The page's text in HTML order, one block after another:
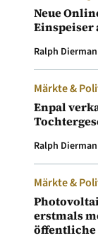
Neue
Einspeiser
Ralph
Märkte &
Enpal
Ralph
Märkte &
erstmals
öffentliche